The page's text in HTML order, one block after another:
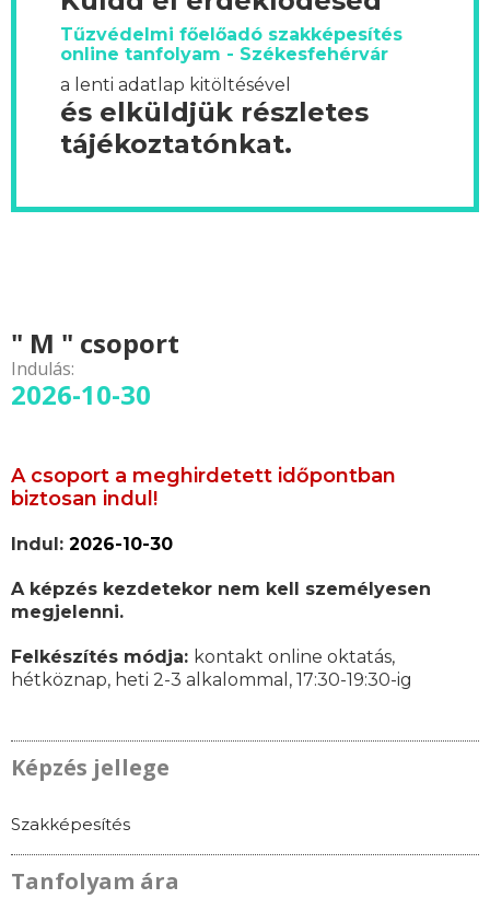
Tűzvédelmi főelőadó szakképesítés
online tanfolyam - Székesfehérvár
a lenti adatlap kitöltésével
és elküldjük részletes
tájékoztatónkat.
" M " csoport
Indulás:
2026-10-30
A csoport a meghirdetett időpontban
biztosan indul!
Indul: 2026-10-30
A képzés kezdetekor nem kell személyesen
megjelenni.
Felkészítés módja: kontakt online oktatás,
hétköznap, heti 2-3 alkalommal, 17:30-19:30-ig
Képzés jellege
Szakképesítés
Tanfolyam ára